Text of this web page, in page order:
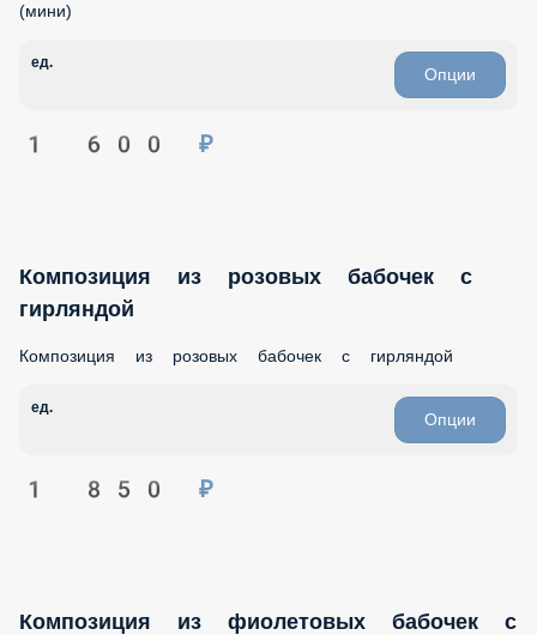
(мини)
ед.
Опции
1 600 ₽
Композиция из розовых бабочек с
гирляндой
Композиция из розовых бабочек с гирляндой
ед.
Опции
1 850 ₽
Композиция из фиолетовых бабочек с